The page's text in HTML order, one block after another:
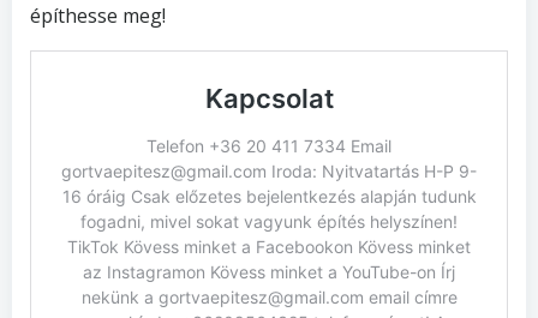
építhesse meg!